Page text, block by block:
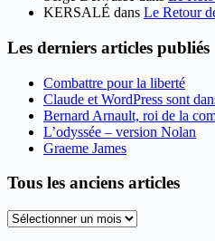
KERSALÉ dans Le Retour
Les derniers articles publiés
Combattre pour la liberté
Claude et WordPress sont
Bernard Arnault, roi de la
L’odyssée – version Nolan
Graeme James
Tous les anciens articles
Tous